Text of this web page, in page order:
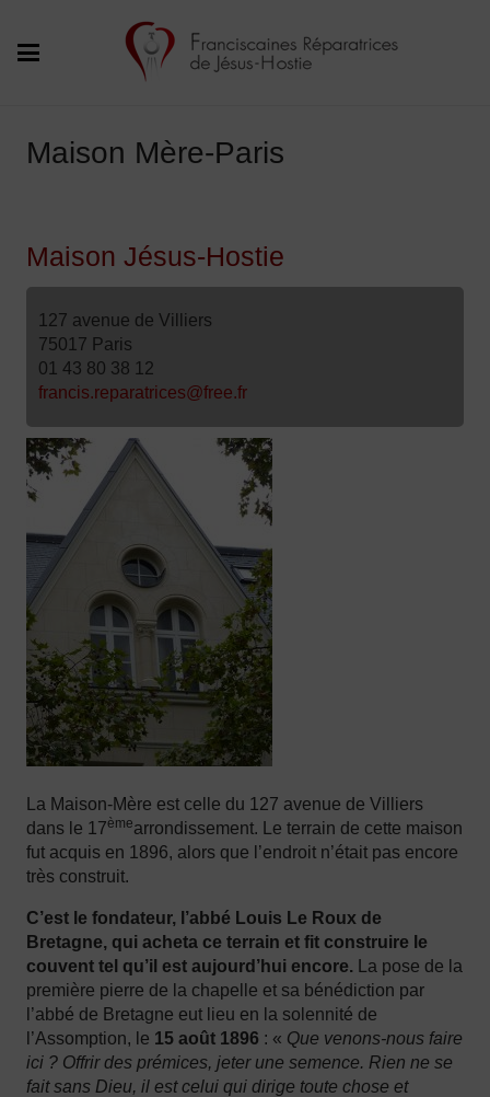
Maison Mère-Paris
Maison Jésus-Hostie
127 avenue de Villiers
75017 Paris
01 43 80 38 12
francis.reparatrices@free.fr
La Maison-Mère est celle du 127 avenue de Villiers
dans le 17èmearrondissement. Le terrain de cette maison
fut acquis en 1896, alors que l’endroit n’était pas encore
très construit.
C’est le fondateur, l’abbé Louis Le Roux de
Bretagne, qui acheta ce terrain et fit construire le
couvent tel qu’il est aujourd’hui encore. La pose de la
première pierre de la chapelle et sa bénédiction par
l’abbé de Bretagne eut lieu en la solennité de
l’Assomption, le 15 août 1896 : « Que venons-nous faire
ici ? Offrir des prémices, jeter une semence. Rien ne se
fait sans Dieu, il est celui qui dirige toute chose et